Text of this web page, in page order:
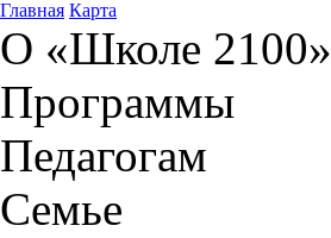
Главная Карта
О «Школе 2100»
Программы
Педагогам
Семье